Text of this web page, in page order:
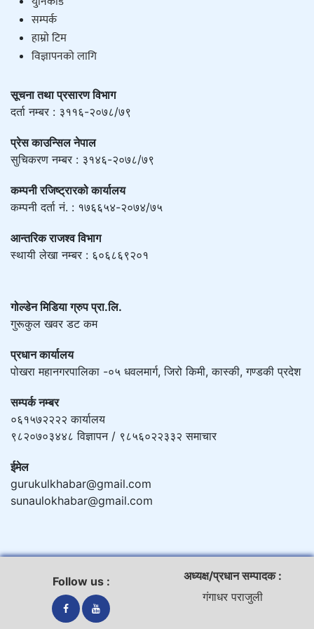
सम्पर्क
हाम्राे टिम
विज्ञापनको लागि
सूचना तथा प्रसारण विभाग
दर्ता नम्बर : ३११६-२०७८/७९
प्रेस काउन्सिल नेपाल
सुचिकरण नम्बर : ३१४६-२०७८/७९
कम्पनी रजिष्ट्रारको कार्यालय
कम्पनी दर्ता नं. : १७६६५४-२०७४/७५
आन्तरिक राजश्व विभाग
स्थायी लेखा नम्बर : ६०६८६९२०१
गोल्डेन मिडिया ग्रुप प्रा.लि.
गुरूकुल खवर डट कम
प्रधान कार्यालय
पोखरा महानगरपालिका -०५ धवलमार्ग, जिरो किमी, कास्की, गण्डकी प्रदेश
सम्पर्क नम्बर
०६१५७२२२२ कार्यालय
९८२०७०३४४८ विज्ञापन / ९८५६०२२३३२ समाचार
ईमेल
gurukulkhabar@gmail.com
sunaulokhabar@gmail.com
Follow us :
अध्यक्ष/प्रधान सम्पादक :
गंगाधर पराजुली